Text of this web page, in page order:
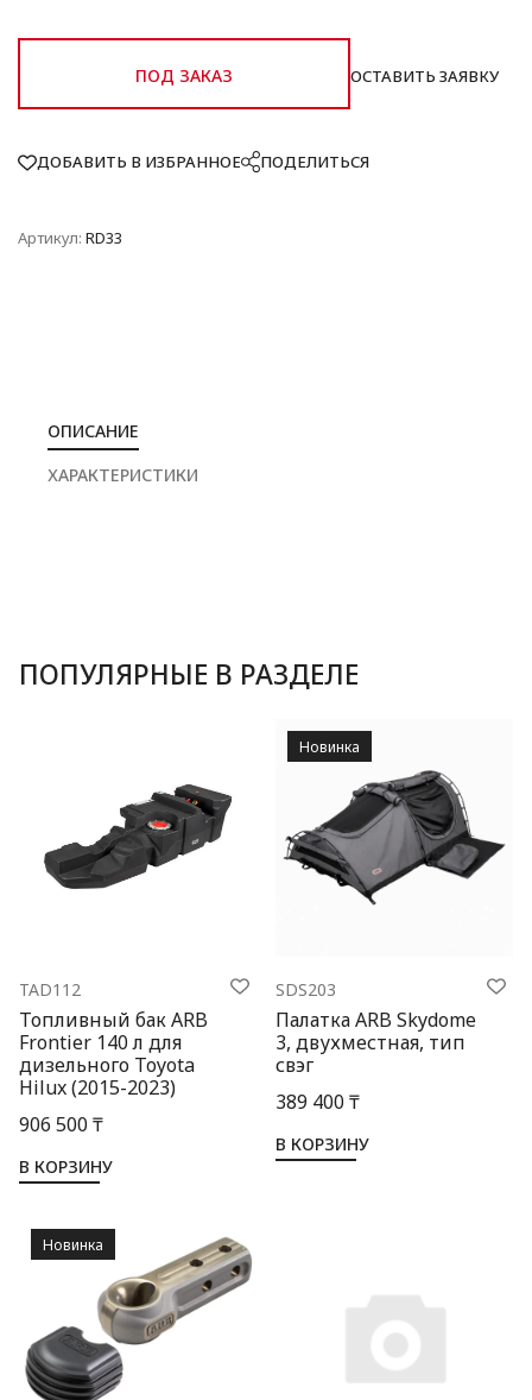
ПОД ЗАКАЗ ОСТАВИТЬ ЗАЯВКУ
ДОБАВИТЬ В ИЗБРАННОЕ ПОДЕЛИТЬСЯ
Артикул: RD33
ОПИСАНИЕ
ХАРАКТЕРИСТИКИ
ПОПУЛЯРНЫЕ В РАЗДЕЛЕ
TAD112
Топливный бак ARB
Frontier 140 л для
дизельного Toyota
Hilux (2015-2023)
906 500 ₸
В КОРЗИНУ
SDS203
Палатка ARB Skydome
3, двухместная, тип
свэг
389 400 ₸
В КОРЗИНУ
Новинка
Новинка